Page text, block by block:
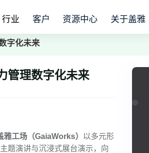
行业 客户 资源中心 关于盖雅
字化未来​
管理数字化未来​
工场（GaiaWorks） 以多元形
题演讲与沉浸式展台演示，向